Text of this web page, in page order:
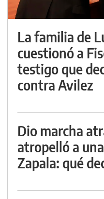
La familia de
cuestionó a
testigo que
contra Avilez
Dio marcha
atropelló a
Zapala: qué